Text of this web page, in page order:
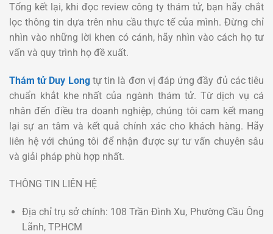
Tổng kết lại, khi đọc review công ty thám tử, bạn hãy chắt
lọc thông tin dựa trên nhu cầu thực tế của mình. Đừng chỉ
nhìn vào những lời khen có cánh, hãy nhìn vào cách họ tư
vấn và quy trình họ đề xuất.
Thám tử Duy Longtự tin là đơn vị đáp ứng đầy đủ các tiêu
chuẩn khắt khe nhất của ngành thám tử. Từ dịch vụ cá
nhân đến điều tra doanh nghiệp, chúng tôi cam kết mang
lại sự an tâm và kết quả chính xác cho khách hàng. Hãy
liên hệ với chúng tôi để nhận được sự tư vấn chuyên sâu
và giải pháp phù hợp nhất.
THÔNG TIN LIÊN HỆ
Địa chỉ trụ sở chính: 108 Trần Đình Xu, Phường Cầu Ông
Lãnh, TP.HCM